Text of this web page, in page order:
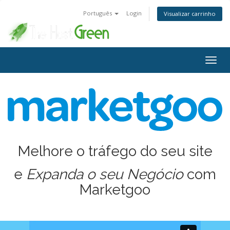
Português Login Visualizar carrinho
Melhore o tráfego do seu site
e Expanda o seu Negóciocom
Marketgoo